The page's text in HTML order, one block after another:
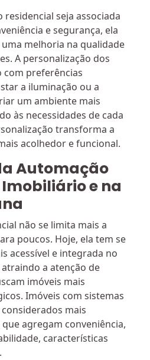
residencial seja associada
e segurança, ela
melhoria na qualidade
A personalização dos
com preferências
a iluminação ou a
um ambiente mais
às necessidades de cada
transforma a
acolhedor e funcional.
Automação
e na
não se limita mais a
poucos. Hoje, ela tem se
acessível e integrada no
a atenção de
imóveis mais
Imóveis com sistemas
mais
agregam conveniência,
características